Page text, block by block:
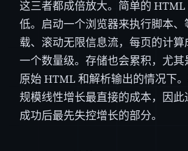
这三者都成倍放大。简单的
低。启动一个浏览器来执行脚本、
载、滚动无限信息流，每页的计算
一个数量级。存储也会累积，尤其
原始 HTML 和解析输出的情况下
规模线性增长最直接的成本，因此
成功后最先失控增长的部分。